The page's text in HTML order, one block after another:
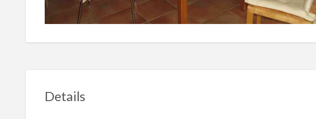
Details